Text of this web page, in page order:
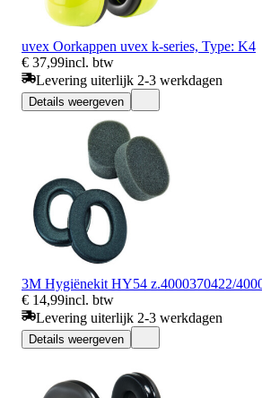
uvex Oorkappen uvex k-series, Type: K4
€ 37,99incl. btw
Levering uiterlijk 2-3 werkdagen
Details weergeven
3M Hygiënekit HY54 z.4000370422/
€ 14,99incl. btw
Levering uiterlijk 2-3 werkdagen
Details weergeven